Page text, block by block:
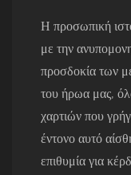
Η προσωπική
με την
προσδοκία των
του ήρωα μας,
χαρτιών που
έντονο αυτό
επιθυμία για